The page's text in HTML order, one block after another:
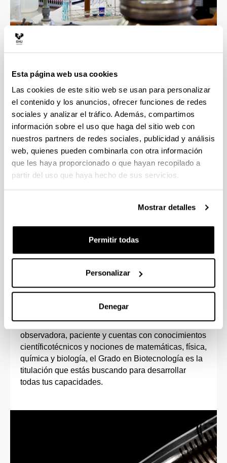
Esta página web usa cookies
Las cookies de este sitio web se usan para personalizar
el contenido y los anuncios, ofrecer funciones de redes
sociales y analizar el tráfico. Además, compartimos
información sobre el uso que haga del sitio web con
nuestros partners de redes sociales, publicidad y análisis
web, quienes pueden combinarla con otra información
que les haya proporcionado o que hayan recopilado a
partir del uso que haya hecho de sus servicios.
Mostrar detalles
Permitir todas
Personalizar
Denegar
Profesorado con gran calidad docente e
investigadora, esto asegura la mejor formación
en las áreas implicadas en el grado.
Contacto directo con un ambiente científico que
incluye grupos y líneas de investigación
punteras.
Transversalidad que proporciona esta
Facultad, con titulaciones científicas muy
diversas.
La formación obtenida te proporcionará una
en el ámbito empresarial e investigador.
Perfil de ingreso
Si tienes vocación investigadora, te motiva el
trabajo en el laboratorio, eres una persona
observadora, paciente y cuentas con conocimientos
científicotécnicos y nociones de matemáticas, física,
química y biología, el Grado en Biotecnología es la
titulación que estás buscando para desarrollar
todas tus capacidades.